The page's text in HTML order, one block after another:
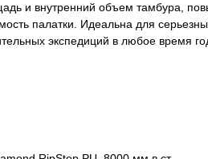
и внутренний объем тамбура,
палатки. Идеальна для
экспедиций в любое время